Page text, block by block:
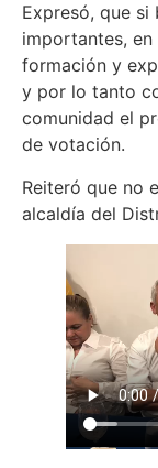
Expresó, que si
importantes,
formación y
y por lo tanto
comunidad el
de votación.
Reiteró que no
alcaldía del